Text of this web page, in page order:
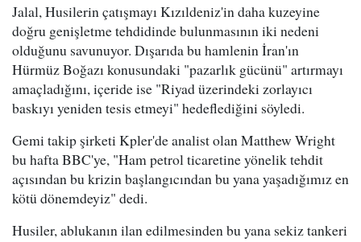
Jalal, Husilerin çatışmayı Kızıldeniz'in daha kuzeyine
doğru genişletme tehdidinde bulunmasının iki nedeni
olduğunu savunuyor. Dışarıda bu hamlenin İran'ın
Hürmüz Boğazı konusundaki "pazarlık gücünü" artırmayı
amaçladığını, içeride ise "Riyad üzerindeki zorlayıcı
baskıyı yeniden tesis etmeyi" hedeflediğini söyledi.
Gemi takip şirketi Kpler'de analist olan Matthew Wright
bu hafta BBC'ye, "Ham petrol ticaretine yönelik tehdit
açısından bu krizin başlangıcından bu yana yaşadığımız en
kötü dönemdeyiz" dedi.
Husiler, ablukanın ilan edilmesinden bu yana sekiz tankeri